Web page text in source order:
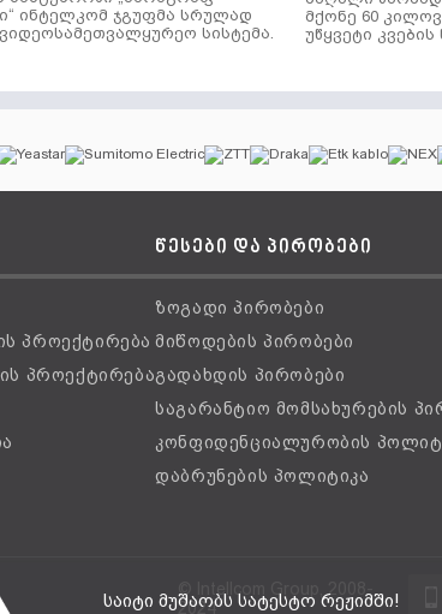
ინტელკომ ჯგუფმა სრულად
სისტემა.
მქონე 60
უწყვეტი
პროექტირება
პროექტირება
წესები და პირობები
ზოგადი პირობები
მიწოდების პირობები
გადახდის პირობები
საგარანტიო მომსახურების
კონფიდენციალურობის
დაბრუნების პოლიტიკა
2024
საიტი მუშაობს სატესტო რეჟიმში!